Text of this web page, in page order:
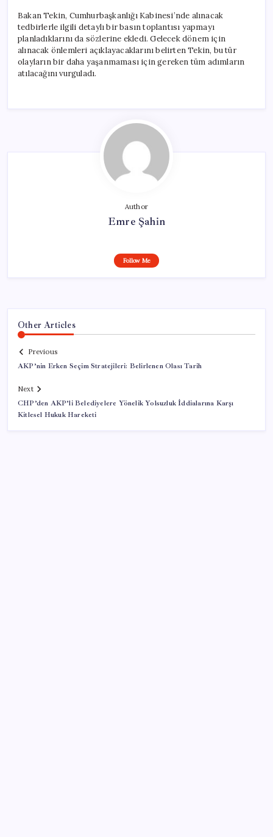
Bakan Tekin, Cumhurbaşkanlığı Kabinesi’nde alınacak
tedbirlerle ilgili detaylı bir basın toplantısı yapmayı
planladıklarını da sözlerine ekledi. Gelecek dönem için
alınacak önlemleri açıklayacaklarını belirten Tekin, bu tür
olayların bir daha yaşanmaması için gereken tüm adımların
atılacağını vurguladı.
Author
Emre Şahin
Follow Me
Other Articles
Previous
AKP’nin Erken Seçim Stratejileri: Belirlenen Olası Tarih
Next
CHP’den AKP’li Belediyelere Yönelik Yolsuzluk İddialarına Karşı
Kitlesel Hukuk Hareketi